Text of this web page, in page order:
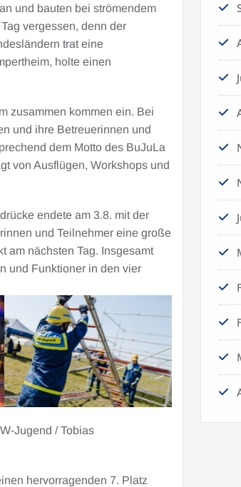
und bauten bei strömendem
vergessen, denn der
trat eine
holte einen
zusammen kommen ein. Bei
und ihre Betreuerinnen und
dem Motto des BuJuLa
von Ausflügen, Workshops und
endete am 3.8. mit der
und Teilnehmer eine große
am nächsten Tag. Insgesamt
und Funktioner in den vier
Jugend / Tobias
hervorragenden 7. Platz